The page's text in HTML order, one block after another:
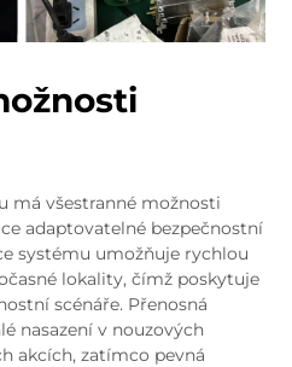
má všestranné možnosti
adaptovatelné bezpečnostní
systému umožňuje rychlou
lokality, čímž poskytuje
scénáře. Přenosná
nasazení v nouzových
akcích, zatímco pevná